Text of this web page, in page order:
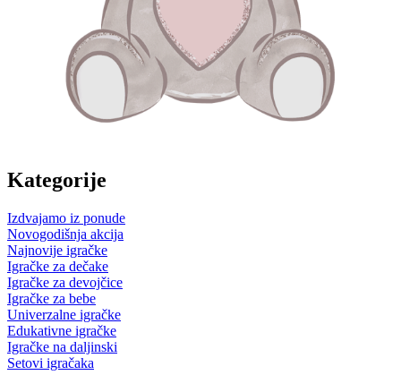
Kategorije
Izdvajamo iz ponude
Novogodišnja akcija
Najnovije igračke
Igračke za dečake
Igračke za devojčice
Igračke za bebe
Univerzalne igračke
Edukativne igračke
Igračke na daljinski
Setovi igračaka